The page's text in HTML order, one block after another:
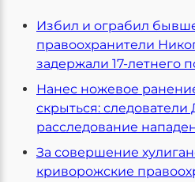
Избил и ограбил
правоохранители
задержали 17-летнего
Нанес ножевое
скрыться:
расследование
За совершение
криворожские